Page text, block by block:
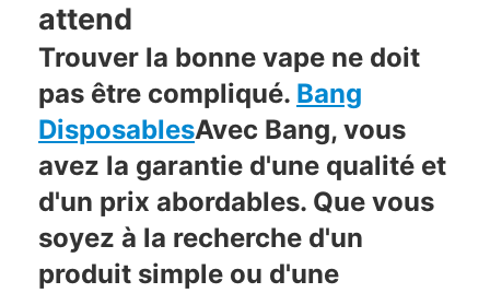
attend
Trouver la bonne vape ne doit
pas être compliqué. Bang
DisposablesAvec Bang, vous
avez la garantie d'une qualité et
d'un prix abordables. Que vous
soyez à la recherche d'un
produit simple ou d'une